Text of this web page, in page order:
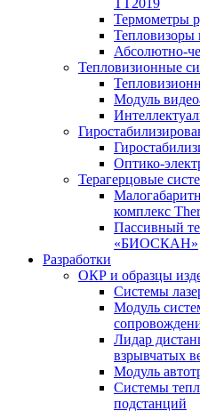
ТТ2019
Термометры
Тепловизоры
Абсолютно-
Тепловизионные
Модуль
Оптико-
Терагерцовые
комплекс
Пассивный
«БИОСКАН»
Разработки
ОКР и образцы
Системы
Модуль
Лидар
взрывчатых
Модуль
Cистемы
подстанций